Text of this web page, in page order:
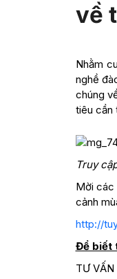
về
Nhằm
nghề
chúng
tiêu cần
Truy
Mời các
cảnh
http://
Để biết
TƯ VẤN